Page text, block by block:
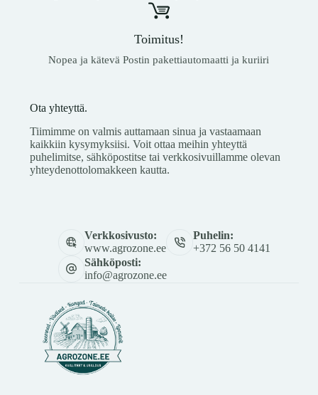
Toimitus!
Nopea ja kätevä Postin pakettiautomaatti ja kuriiri
Ota yhteyttä.
Tiimimme on valmis auttamaan sinua ja vastaamaan
kaikkiin kysymyksiisi. Voit ottaa meihin yhteyttä
puhelimitse, sähköpostitse tai verkkosivuillamme olevan
yhteydenottolomakkeen kautta.
Verkkosivusto:
www.agrozone.ee
Puhelin:
+372 56 50 4141
Sähköposti:
info@agrozone.ee